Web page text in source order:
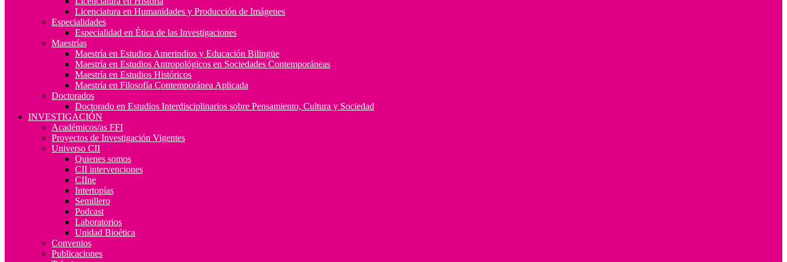
Licenciatura en Humanidades y Producción de Imágenes
Especialidades
Especialidad en Ética de las Investigaciones
Maestrías
Maestría en Estudios Amerindios y Educación Bilingüe
Maestría en Estudios Antropológicos en Sociedades Contemporáneas
Maestría en Estudios Históricos
Maestría en Filosofía Contemporánea Aplicada
Doctorados
Doctorado en Estudios Interdisciplinarios sobre Pensamiento, Cultura y Sociedad
INVESTIGACIÓN
Académicos/as FFI
Proyectos de Investigación Vigentes
Universo CII
Quienes somos
CII intervenciones
CIIne
Intertopías
Semillero
Podcast
Laboratorios
Unidad Bioética
Convenios
Publicaciones